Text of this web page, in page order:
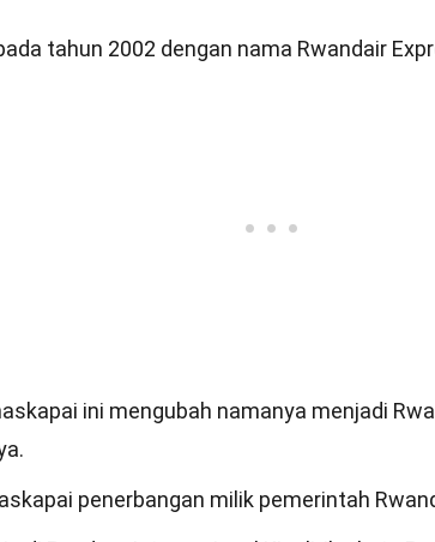
tahun 2002 dengan nama Rwandair
ini mengubah namanya menjadi
penerbangan milik pemerintah